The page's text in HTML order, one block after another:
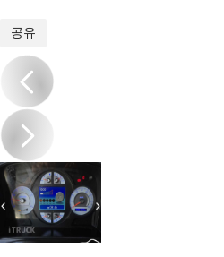
공유
/19